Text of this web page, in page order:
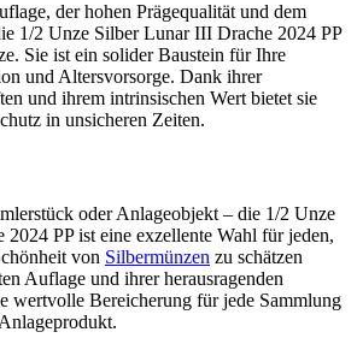
der hohen Prägequalität und dem
1/2 Unze Silber Lunar III Drache 2024 PP
Sie ist ein solider Baustein für Ihre
und Altersvorsorge. Dank ihrer
und ihrem intrinsischen Wert bietet sie
in unsicheren Zeiten.
oder Anlageobjekt – die 1/2 Unze
PP ist eine exzellente Wahl für jeden,
von Silbermünzen zu schätzen
Auflage und ihrer herausragenden
wertvolle Bereicherung für jede Sammlung